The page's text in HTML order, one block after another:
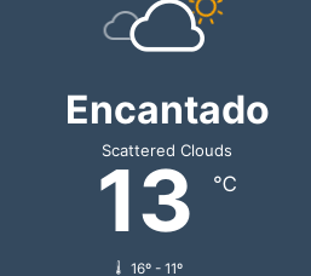
Encantado
Scattered Clouds
13 ℃
16º - 11º